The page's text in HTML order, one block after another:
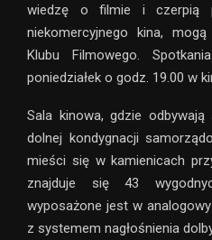
wiedzę o filmie i czerpią
niekomercyjnego kina,
Klubu Filmowego.
poniedziałek o godz. 19.00 w
Sala kinowa, gdzie
dolnej kondygnacji
mieści się w kamienicach
znajduje się 43
wyposażone jest w
z systemem nagłośnienia